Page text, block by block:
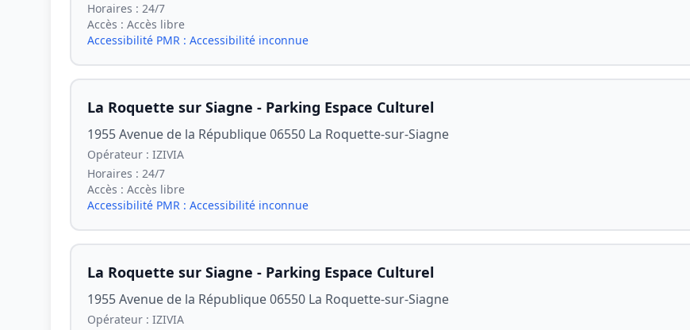
Horaires : 24/7
Accès : Accès libre
Accessibilité PMR : Accessibilité inconnue
La Roquette sur Siagne - Parking Espace Culturel
1955 Avenue de la République 06550 La Roquette-sur-Siagne
Opérateur : IZIVIA
Horaires : 24/7
Accès : Accès libre
Accessibilité PMR : Accessibilité inconnue
La Roquette sur Siagne - Parking Espace Culturel
1955 Avenue de la République 06550 La Roquette-sur-Siagne
Opérateur : IZIVIA